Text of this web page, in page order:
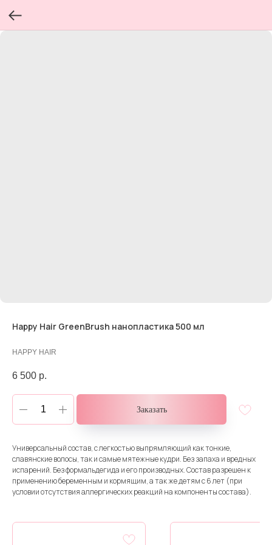
Happy Hair GreenBrush нанопластика 500 мл
HAPPY HAIR
6 500 р.
Заказать
Универсальный состав, с легкостью выпрямляющий как тонкие,
славянские волосы, так и самые мятежные кудри. Без запаха и вредных
испарений. Без формальдегида и его производных. Состав разрешен к
применению беременным и кормящим, а так же детям с 6 лет (при
условии отсутствия аллергических реакций на компоненты состава).